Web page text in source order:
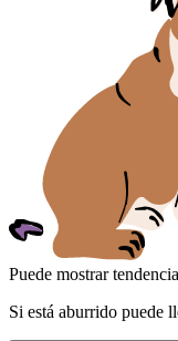
Puede mostrar
Si está aburrido puede